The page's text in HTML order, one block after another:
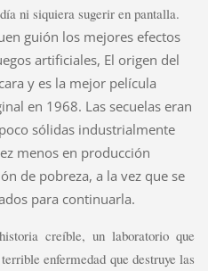
ni siquiera sugerir en pantalla.
guión los mejores efectos
artificiales, El origen del
y es la mejor película
en 1968. Las secuelas eran
sólidas industrialmente
menos en producción
de pobreza, a la vez que se
para continuarla.
creíble, un laboratorio que
enfermedad que destruye las